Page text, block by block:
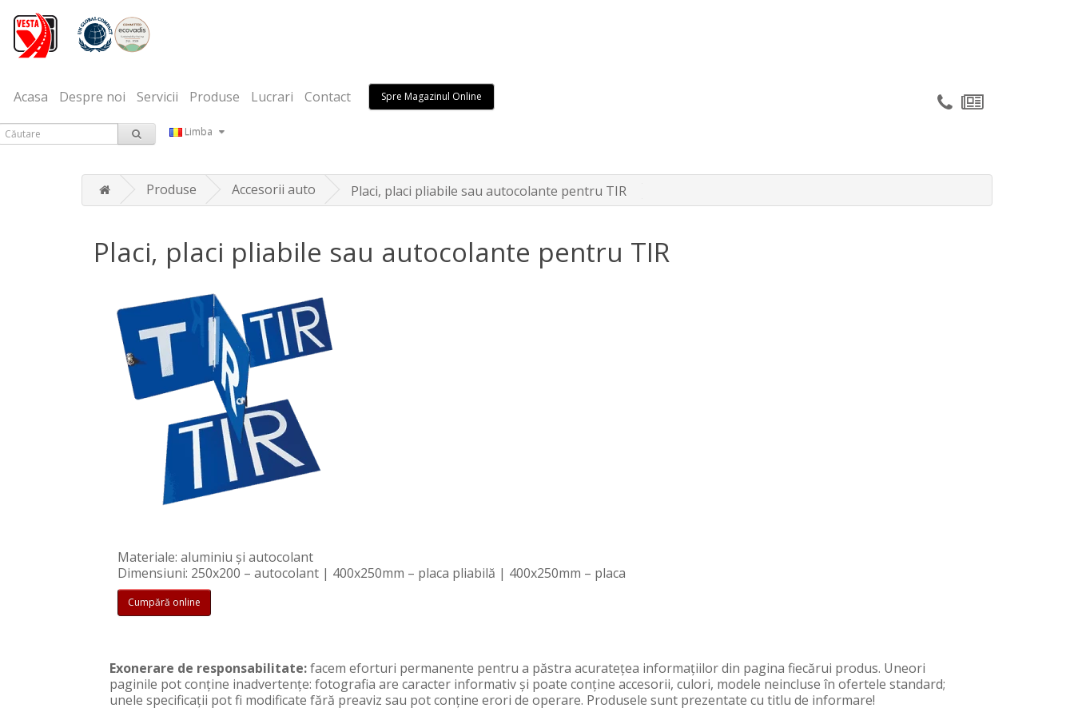
Acasa Despre noi Servicii Produse Lucrari Contact Spre Magazinul Online
Limba
Produse Accesorii auto Placi, placi pliabile sau autocolante pentru TIR
Placi, placi pliabile sau autocolante pentru TIR
Materiale: aluminiu și autocolant
Dimensiuni: 250x200 – autocolant | 400x250mm – placa pliabilă | 400x250mm – placa
Cumpără online
Exonerare de responsabilitate:facem eforturi permanente pentru a păstra acurateţea informaţiilor din pagina fiecărui produs. Uneori
paginile pot conţine inadvertenţe: fotografia are caracter informativ şi poate conţine accesorii, culori, modele neincluse în ofertele standard;
unele specificaţii pot fi modificate fără preaviz sau pot conţine erori de operare. Produsele sunt prezentate cu titlu de informare!